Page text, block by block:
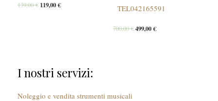
139,00€ 119,00€ TEL042165591
700,00€499,00€
I nostri servizi:
Noleggio e vendita strumenti musicali